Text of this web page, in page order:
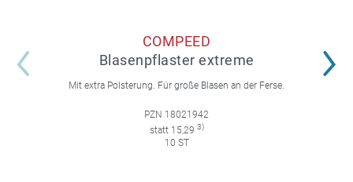
COMPEED
Blasenpflaster extreme
Mit extra Polsterung. Für große Blasen an der Ferse.
PZN 18021942
statt 15,29 3)
10 ST